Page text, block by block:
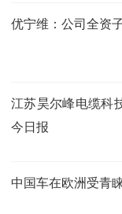
优宁维：公司全资
江苏昊尔峰电缆科
今日报
中国车在欧洲受青